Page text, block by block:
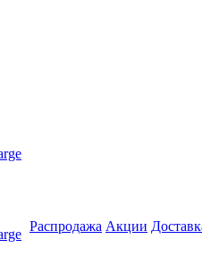
Распродажа Акции